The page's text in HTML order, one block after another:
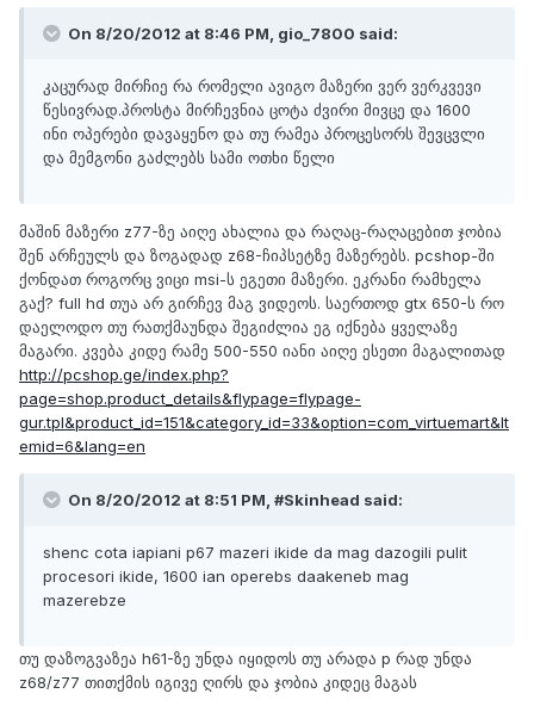
On 8/20/2012 at 8:46 PM, gio_7800 said:
კაცურად მირჩიე რა რომელი ავიგო მაზერი ვერ ვერკვევი
წესივრად.პროსტა მირჩევნია ცოტა ძვირი მივცე და 1600
ინი ოპერები დავაყენო და თუ რამეა პროცესორს შევცვლი
და მემგონი გაძლებს სამი ოთხი წელი
მაშინ მაზერი z77-ზე აიღე ახალია და რაღაც-რაღაცებით ჯობია
შენ არჩეულს და ზოგადად z68-ჩიპსეტზე მაზერებს. pcshop-ში
ქონდათ როგორც ვიცი msi-ს ეგეთი მაზერი. ეკრანი რამხელა
გაქ? full hd თუა არ გირჩევ მაგ ვიდეოს. საერთოდ gtx 650-ს რო
დაელოდო თუ რათქმაუნდა შეგიძლია ეგ იქნება ყველაზე
მაგარი. კვება კიდე რამე 500-550 იანი აიღე ესეთი მაგალითად
http://pcshop.ge/index.php?
page=shop.product_details&flypage=flypage-
gur.tpl&product_id=151&category_id=33&option=com_virtuemart&It
emid=6&lang=en
On 8/20/2012 at 8:51 PM, #Skinhead said:
shenc cota iapiani p67 mazeri ikide da mag dazogili pulit
procesori ikide, 1600 ian operebs daakeneb mag
mazerebze
თუ დაზოგვაზეა h61-ზე უნდა იყიდოს თუ არადა p რად უნდა
z68/z77 თითქმის იგივე ღირს და ჯობია კიდეც მაგას